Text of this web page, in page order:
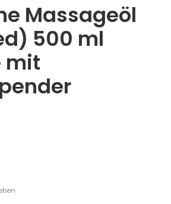
Massageöl
500 ml
mit